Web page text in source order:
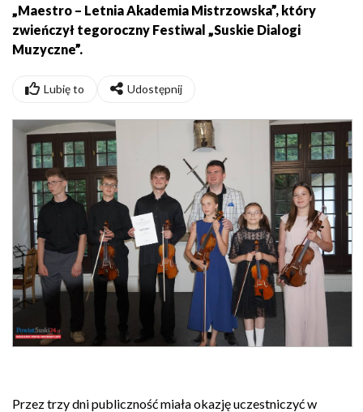
„Maestro – Letnia Akademia Mistrzowska”, który
zwieńczył tegoroczny Festiwal „Suskie Dialogi
Muzyczne”.
Lubię to Udostępnij
Przez trzy dni publiczność miała okazję uczestniczyć w